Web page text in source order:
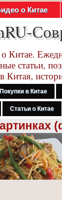
о Китае
Китае.
статьи,
Китая,
Покупки в Китае
Статьи о Китае